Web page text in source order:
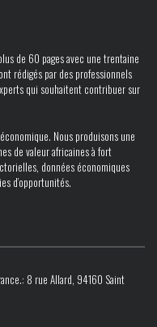
de 60 pages avec une trentaine
rédigés par des professionnels
qui souhaitent contribuer sur
Nous produisons une
de valeur africaines à fort
données économiques
d’opportunités.
8 rue Allard, 94160 Saint